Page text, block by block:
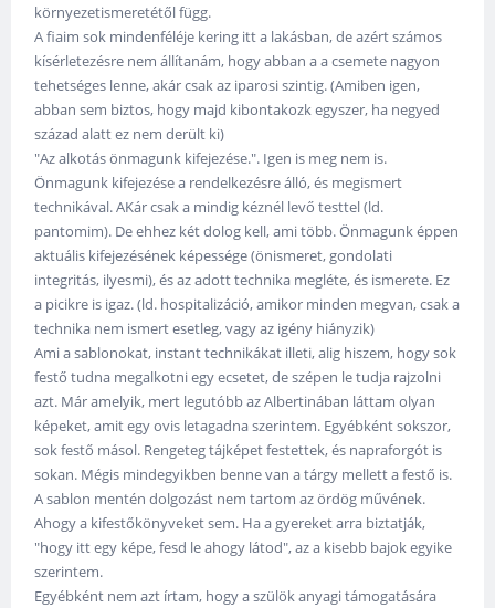
környezetismeretétől függ.
A fiaim sok mindenféléje kering itt a lakásban, de azért számos
kísérletezésre nem állítanám, hogy abban a a csemete nagyon
tehetséges lenne, akár csak az iparosi szintig. (Amiben igen,
abban sem biztos, hogy majd kibontakozk egyszer, ha negyed
század alatt ez nem derült ki)
"Az alkotás önmagunk kifejezése.". Igen is meg nem is.
Önmagunk kifejezése a rendelkezésre álló, és megismert
technikával. AKár csak a mindig kéznél levő testtel (ld.
pantomim). De ehhez két dolog kell, ami több. Önmagunk éppen
aktuális kifejezésének képessége (önismeret, gondolati
integritás, ilyesmi), és az adott technika megléte, és ismerete. Ez
a picikre is igaz. (ld. hospitalizáció, amikor minden megvan, csak a
technika nem ismert esetleg, vagy az igény hiányzik)
Ami a sablonokat, instant technikákat illeti, alig hiszem, hogy sok
festő tudna megalkotni egy ecsetet, de szépen le tudja rajzolni
azt. Már amelyik, mert legutóbb az Albertinában láttam olyan
képeket, amit egy ovis letagadna szerintem. Egyébként sokszor,
sok festő másol. Rengeteg tájképet festettek, és napraforgót is
sokan. Mégis mindegyikben benne van a tárgy mellett a festő is.
A sablon mentén dolgozást nem tartom az ördög művének.
Ahogy a kifestőkönyveket sem. Ha a gyereket arra biztatják,
"hogy itt egy képe, fesd le ahogy látod", az a kisebb bajok egyike
szerintem.
Egyébként nem azt írtam, hogy a szülök anyagi támogatására